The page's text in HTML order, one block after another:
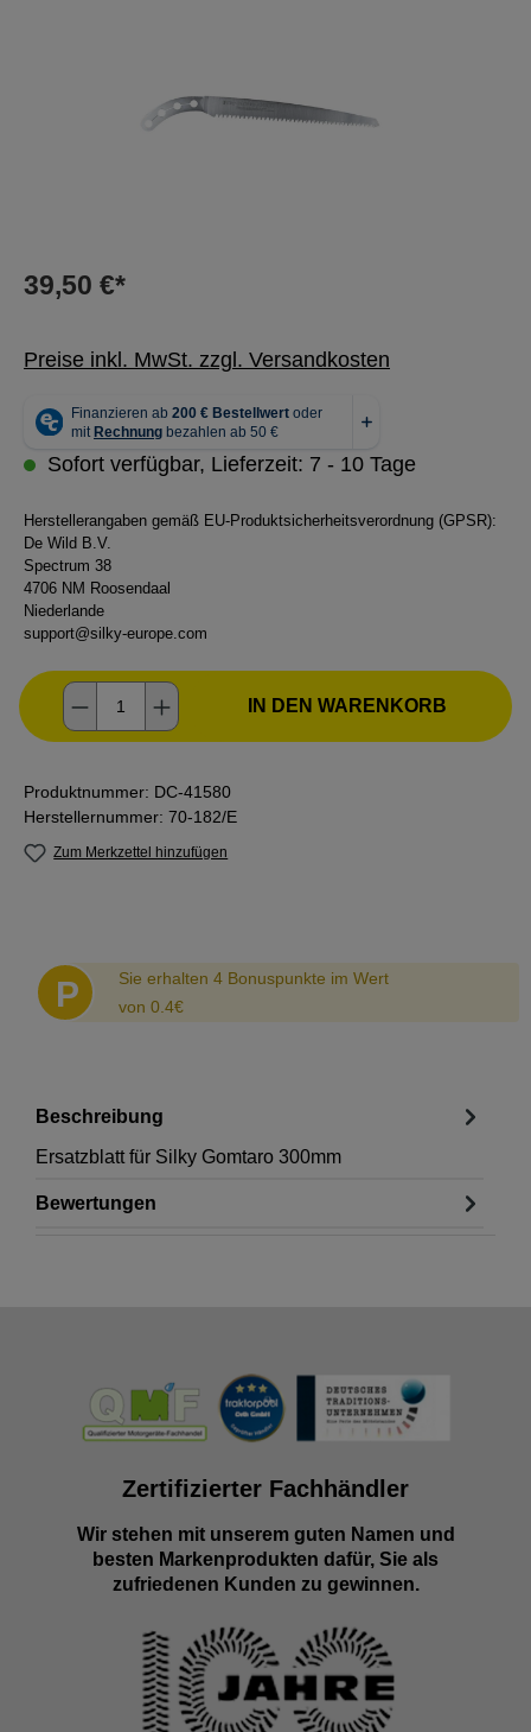
39,50 €*
Preise inkl. MwSt. zzgl. Versandkosten
Sofort verfügbar, Lieferzeit: 7 - 10 Tage
Herstellerangaben gemäß EU-Produktsicherheitsverordnung (GPSR):
De Wild B.V.
Spectrum 38
4706 NM Roosendaal
Niederlande
support@silky-europe.com
Produkt Anzahl: Gib den gewünschten
IN DEN WARENKORB
Produktnummer: DC-41580
Herstellernummer: 70-182/E
Zum Merkzettel hinzufügen
P
Sie erhalten 4 Bonuspunkte im Wert
von 0.4€
Beschreibung
Ersatzblatt für Silky Gomtaro 300mm
Bewertungen
Zertifizierter Fachhändler
Wir stehen mit unserem guten Namen und
besten Markenprodukten dafür, Sie als
zufriedenen Kunden zu gewinnen.